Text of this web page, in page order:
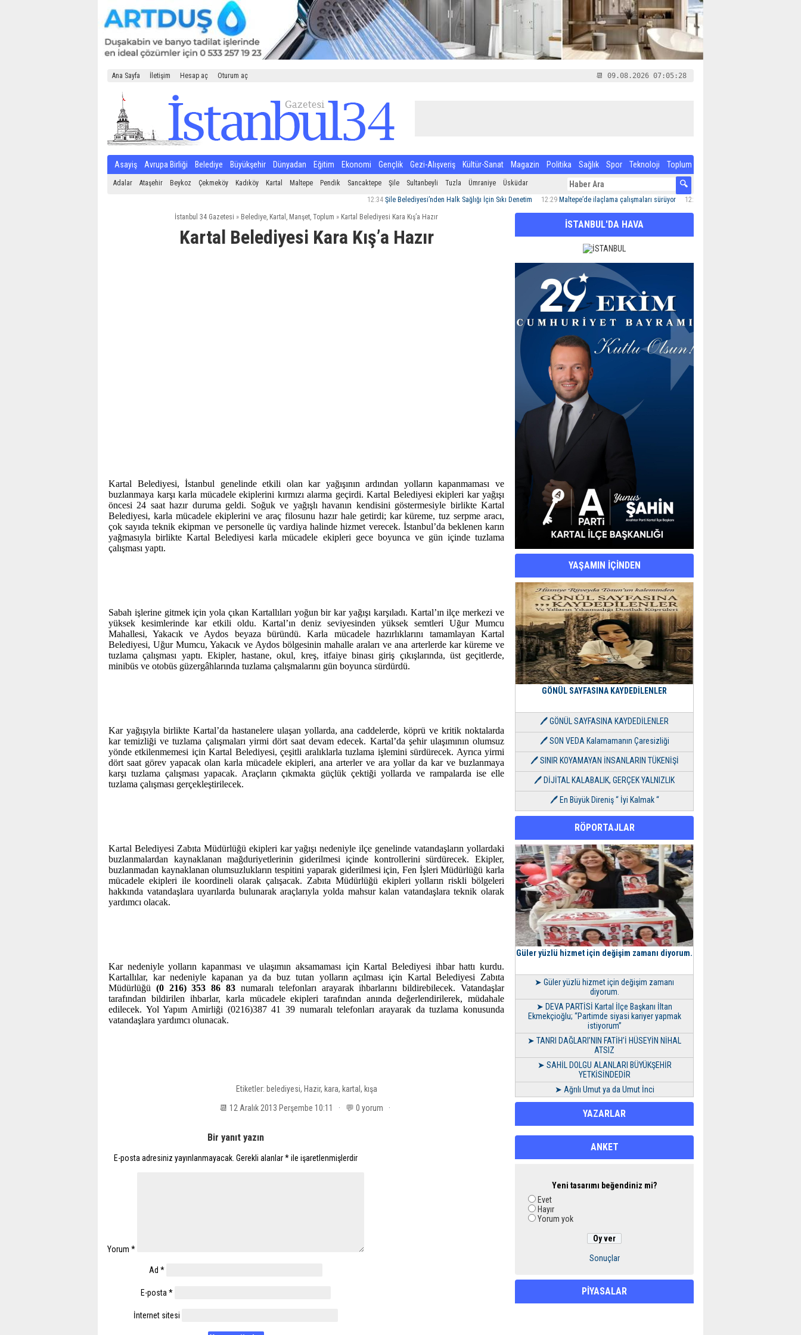
Ana Sayfa İletişim Hesap aç Oturum aç 📆 09.08.2026 07:05:29
Asayiş Avrupa Birliği Belediye Büyükşehir Dünyadan Eğitim Ekonomi Gençlik Gezi-Alışveriş Kültür-Sanat Magazin Politika Sağlık Spor Teknoloji Toplum
Adalar Ataşehir Beykoz Çekmeköy Kadıköy Kartal Maltepe Pendik Sancaktepe Şile Sultanbeyli Tuzla Ümraniye
Üsküdar
Şile Belediyesi’nden Halk Sağlığı İçin Sıkı Denetim 12:29 Maltepe’de ilaçlama çalışmaları sürüyor 12:24 Özel Çocuk ve Aile Akademisi’nde 60
İstanbul 34 Gazetesi » Belediye, Kartal , Manşet, Toplum » Kartal Belediyesi Kara Kış’a Hazır
Kartal Belediyesi Kara Kış’a Hazır
Kartal Belediyesi, İstanbul genelinde etkili olan kar yağışının ardından yolların kapanmaması ve
buzlanmaya karşı karla mücadele ekiplerini kırmızı alarma geçirdi. Kartal Belediyesi ekipleri kar yağışı
öncesi 24 saat hazır duruma geldi. Soğuk ve yağışlı havanın kendisini göstermesiyle birlikte Kartal
Belediyesi, karla mücadele ekiplerini ve araç filosunu hazır hale getirdi; kar küreme, tuz serpme aracı,
çok sayıda teknik ekipman ve personelle üç vardiya halinde hizmet verecek. İstanbul’da beklenen karın
yağmasıyla birlikte Kartal Belediyesi karla mücadele ekipleri gece boyunca ve gün içinde tuzlama
çalışması yaptı.
Sabah işlerine gitmek için yola çıkan Kartallıları yoğun bir kar yağışı karşıladı. Kartal’ın ilçe merkezi ve
yüksek kesimlerinde kar etkili oldu. Kartal’ın deniz seviyesinden yüksek semtleri Uğur Mumcu
Mahallesi, Yakacık ve Aydos beyaza büründü. Karla mücadele hazırlıklarını tamamlayan Kartal
Belediyesi, Uğur Mumcu, Yakacık ve Aydos bölgesinin mahalle araları ve ana arterlerde kar küreme ve
tuzlama çalışması yaptı. Ekipler, hastane, okul, kreş, itfaiye binası giriş çıkışlarında, üst geçitlerde,
minibüs ve otobüs güzergâhlarında tuzlama çalışmalarını gün boyunca sürdürdü.
Kar yağışıyla birlikte Kartal’da hastanelere ulaşan yollarda, ana caddelerde, köprü ve kritik noktalarda
kar temizliği ve tuzlama çalışmaları yirmi dört saat devam edecek. Kartal’da şehir ulaşımının olumsuz
yönde etkilenmemesi için Kartal Belediyesi, çeşitli aralıklarla tuzlama işlemini sürdürecek. Ayrıca yirmi
dört saat görev yapacak olan karla mücadele ekipleri, ana arterler ve ara yollar da kar ve buzlanmaya
karşı tuzlama çalışması yapacak. Araçların çıkmakta güçlük çektiği yollarda ve rampalarda ise elle
tuzlama çalışması gerçekleştirilecek.
Kartal Belediyesi Zabıta Müdürlüğü ekipleri kar yağışı nedeniyle ilçe genelinde vatandaşların yollardaki
buzlanmalardan kaynaklanan mağduriyetlerinin giderilmesi içinde kontrollerini sürdürecek. Ekipler,
buzlanmadan kaynaklanan olumsuzlukların tespitini yaparak giderilmesi için, Fen İşleri Müdürlüğü karla
mücadele ekipleri ile koordineli olarak çalışacak. Zabıta Müdürlüğü ekipleri yolların riskli bölgeleri
hakkında vatandaşlara uyarılarda bulunarak araçlarıyla yolda mahsur kalan vatandaşlara teknik olarak
yardımcı olacak.
Kar nedeniyle yolların kapanması ve ulaşımın aksamaması için Kartal Belediyesi ihbar hattı kurdu.
Kartallılar, kar nedeniyle kapanan ya da buz tutan yolların açılması için Kartal Belediyesi Zabıta
Müdürlüğü (0 216) 353 86 83 numaralı telefonları arayarak ihbarlarını bildirebilecek. Vatandaşlar
tarafından bildirilen ihbarlar, karla mücadele ekipleri tarafından anında değerlendirilerek, müdahale
edilecek. Yol Yapım Amirliği (0216)387 41 39 numaralı telefonları arayarak da tuzlama konusunda
vatandaşlara yardımcı olunacak.
Etiketler: belediyesi, Hazir, kara, kartal , kışa
📆 12 Aralık 2013 Perşembe 10:11 · 💬 0 yorum ·
Bir yanıt yazın
E-posta adresiniz yayınlanmayacak. Gerekli alanlar*ile işaretlenmişlerdir
Yorum *
Ad *
E-posta *
İnternet sitesi
İSTANBUL'DA HAVA
YAŞAMIN İÇİNDEN
GÖNÜL SAYFASINA KAYDEDİLENLER
🖊 GÖNÜL SAYFASINA KAYDEDİLENLER
🖊 SON VEDA Kalamamanın Çaresizliği
🖊 SINIR KOYAMAYAN İNSANLARIN TÜKENİŞİ
🖊 DİJİTAL KALABALIK, GERÇEK YALNIZLIK
🖊 En Büyük Direniş “ İyi Kalmak “
RÖPORTAJLAR
Güler yüzlü hizmet için değişim zamanı diyorum.
➤ Güler yüzlü hizmet için değişim zamanı
diyorum.
➤ DEVA PARTİSİ Kartal İlçe Başkanı İltan
Ekmekçioğlu; “Partimde siyasi kariyer yapmak
istiyorum”
➤ TANRI DAĞLARI’NIN FATİH’İ HÜSEYİN NİHAL
ATSIZ
➤ SAHİL DOLGU ALANLARI BÜYÜKŞEHİR
YETKİSİNDEDİR
➤ Ağrılı Umut ya da Umut İnci
YAZARLAR
ANKET
Yeni tasarımı beğendiniz mi?
Evet
Hayır
Yorum yok
Sonuçlar
PİYASALAR